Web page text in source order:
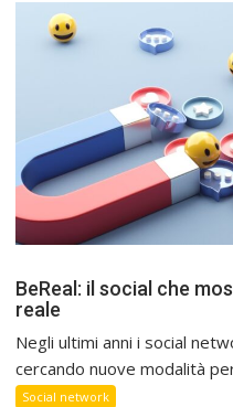
BeReal: il social che
reale
Negli ultimi anni i social
cercando nuove modalità
Social network